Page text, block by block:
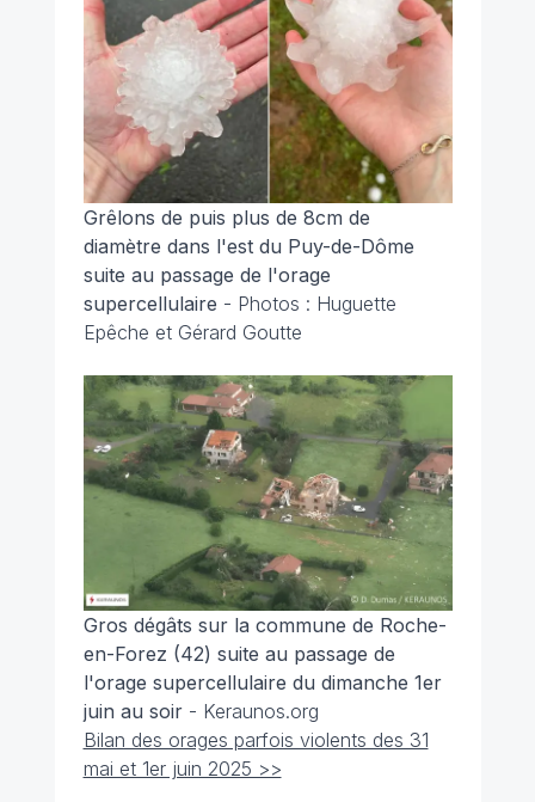
Grêlons de puis plus de 8cm de
diamètre dans l'est du Puy-de-Dôme
suite au passage de l'orage
supercellulaire - Photos : Huguette
Epêche et Gérard Goutte
Gros dégâts sur la commune de Roche-
en-Forez (42) suite au passage de
l'orage supercellulaire du dimanche 1er
juin au soir - Keraunos.org
Bilan des orages parfois violents des 31
mai et 1er juin 2025 >>